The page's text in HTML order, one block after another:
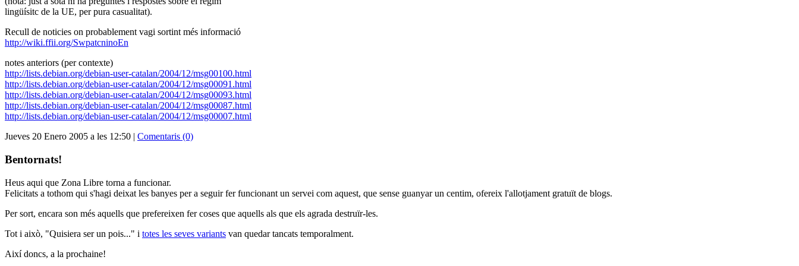
lingüísitc de la UE, per pura casualitat).
Recull de noticies on probablement vagi sortint més informació
http://wiki.ffii.org/SwpatcninoEn
notes anteriors (per contexte)
http://lists.debian.org/debian-user-catalan/2004/12/msg00100.html
http://lists.debian.org/debian-user-catalan/2004/12/msg00091.html
http://lists.debian.org/debian-user-catalan/2004/12/msg00093.html
http://lists.debian.org/debian-user-catalan/2004/12/msg00087.html
http://lists.debian.org/debian-user-catalan/2004/12/msg00007.html
Jueves 20 Enero 2005 a les 12:50 | Comentaris (0)
Bentornats!
Heus aqui que Zona Libre torna a funcionar.
Felicitats a tothom qui s'hagi deixat les banyes per a seguir fer funcionant un servei com aquest, que sense guanyar un centim, ofereix l'allotjament gratuït de blogs.
Per sort, encara son més aquells que prefereixen fer coses que aquells als que els agrada destruïr-les.
Tot i això, "Quisiera ser un pois..." i totes les seves variants van quedar tancats temporalment.
Així doncs, a la prochaine!